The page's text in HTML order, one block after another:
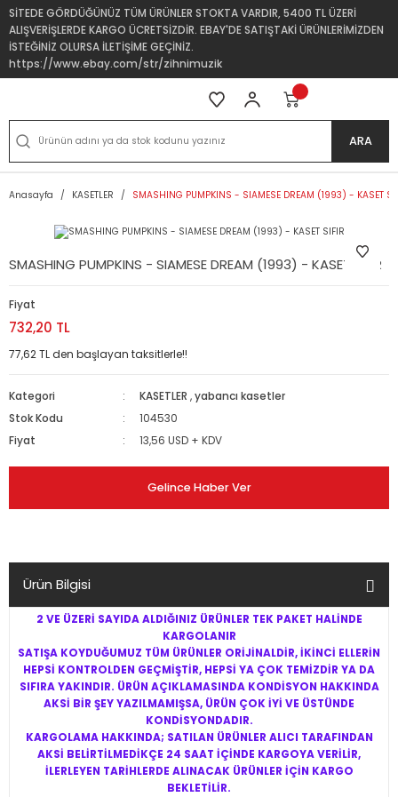
SİTEDE GÖRDÜĞÜNÜZ TÜM ÜRÜNLER STOKTA VARDIR, 5400 TL ÜZERİ
ALIŞVERİŞLERDE KARGO ÜCRETSİZDİR. EBAY'DE SATIŞTAKİ ÜRÜNLERİMİZDEN
İSTEĞİNİZ OLURSA İLETİŞİME GEÇİNİZ.
https://www.ebay.com/str/zihnimuzik
ARA
Anasayfa KASETLER SMASHING PUMPKINS - SIAMESE DREAM (1993) - KASET
SMASHING PUMPKINS - SIAMESE DREAM (1993) - KASET SIFIR
Fiyat
732,20 TL
77,62 TL den başlayan taksitlerle!!
Kategori KASETLER ,yabancı kasetler
Stok Kodu
104530
Fiyat
13,56 USD + KDV
Gelince Haber Ver
Ürün Bilgisi
2 VE ÜZERİ SAYIDA ALDIĞINIZ ÜRÜNLER TEK PAKET HALİNDE
KARGOLANIR
SATIŞA KOYDUĞUMUZ TÜM ÜRÜNLER ORİJİNALDİR, İKİNCİ ELLERİN
HEPSİ KONTROLDEN GEÇMİŞTİR, HEPSİ YA ÇOK TEMİZDİR YA DA
SIFIRA YAKINDIR. ÜRÜN AÇIKLAMASINDA KONDİSYON HAKKINDA
AKSİ BİR ŞEY YAZILMAMIŞSA, ÜRÜN ÇOK İYİ VE ÜSTÜNDE
KONDİSYONDADIR.
KARGOLAMA HAKKINDA; SATILAN ÜRÜNLER ALICI TARAFINDAN
AKSİ BELİRTİLMEDİKÇE 24 SAAT İÇİNDE KARGOYA VERİLİR,
İLERLEYEN TARİHLERDE ALINACAK ÜRÜNLER İÇİN KARGO
BEKLETİLİR.